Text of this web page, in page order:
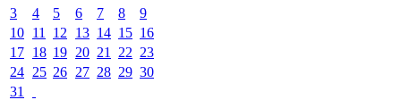
3
4 5 6 7 8
9
10 11 12 13 14 15 16
17 18 19 20 21 22 23
24 25 26 27 28 29 30
31